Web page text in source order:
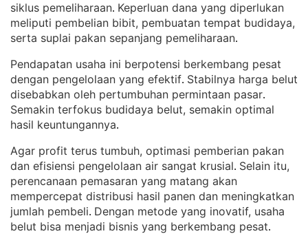
siklus pemeliharaan. Keperluan dana yang diperlukan
meliputi pembelian bibit, pembuatan tempat budidaya,
serta suplai pakan sepanjang pemeliharaan.
Pendapatan usaha ini berpotensi berkembang pesat
dengan pengelolaan yang efektif. Stabilnya harga belut
disebabkan oleh pertumbuhan permintaan pasar
Semakin terfokus budidaya belut, semakin optimal
hasil keuntungannya.
Agar profit terus tumbuh, optimasi pemberian pakan
dan efisiensi pengelolaan air sangat krusial. Selain itu,
perencanaan pemasaran yang matang akan
mempercepat distribusi hasil panen dan meningkatkan
jumlah pembeli. Dengan metode yang inovatif, usaha
belut bisa menjadi bisnis yang berkembang pesat.